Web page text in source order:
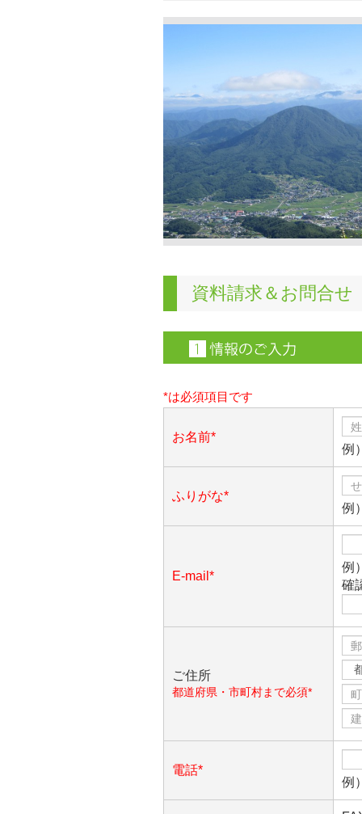
資料請求＆お問合せ
*は必須項目です
お名前*
例
ふりがな*
例
E-mail*
例
確
ご住所
都道府県・市町村まで必須*
電話*
例